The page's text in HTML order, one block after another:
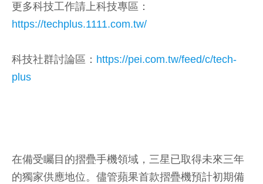
更多科技工作請上科技專區：
https://techplus.1111.com.tw/
科技社群討論區： https://pei.com.tw/feed/c/tech-
plus
在備受矚目的摺疊手機領域，三星已取得未來三年
的獨家供應地位。儘管蘋果首款摺疊機預計初期備